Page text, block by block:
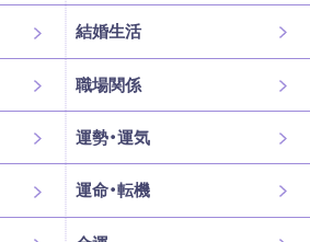
結婚生活
職場関係
運勢・運気
運命・転機